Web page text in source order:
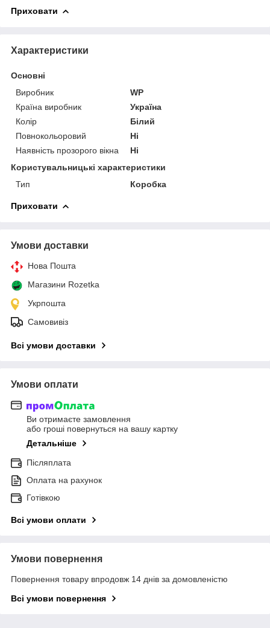
Приховати
Характеристики
Основні
Виробник
WP
Країна виробник
Україна
Колір
Білий
Повнокольоровий
Ні
Наявність прозорого вікна
Ні
Користувальницькі характеристики
Тип
Коробка
Приховати
Умови доставки
Нова Пошта
Магазини Rozetka
Укрпошта
Самовивіз
Всі умови доставки
Умови оплати
Ви отримаєте замовлення
або гроші повернуться на вашу картку
Детальніше
Післяплата
Оплата на рахунок
Готівкою
Всі умови оплати
Умови повернення
Повернення товару впродовж 14 днів за домовленістю
Всі умови повернення